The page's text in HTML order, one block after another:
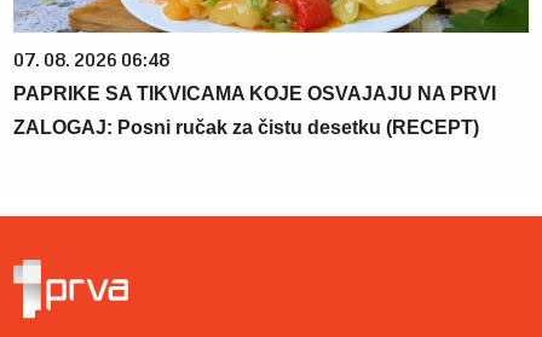
07. 08. 2026 06:48
PAPRIKE SA TIKVICAMA KOJE OSVAJAJU NA PRVI
ZALOGAJ: Posni ručak za čistu desetku (RECEPT)